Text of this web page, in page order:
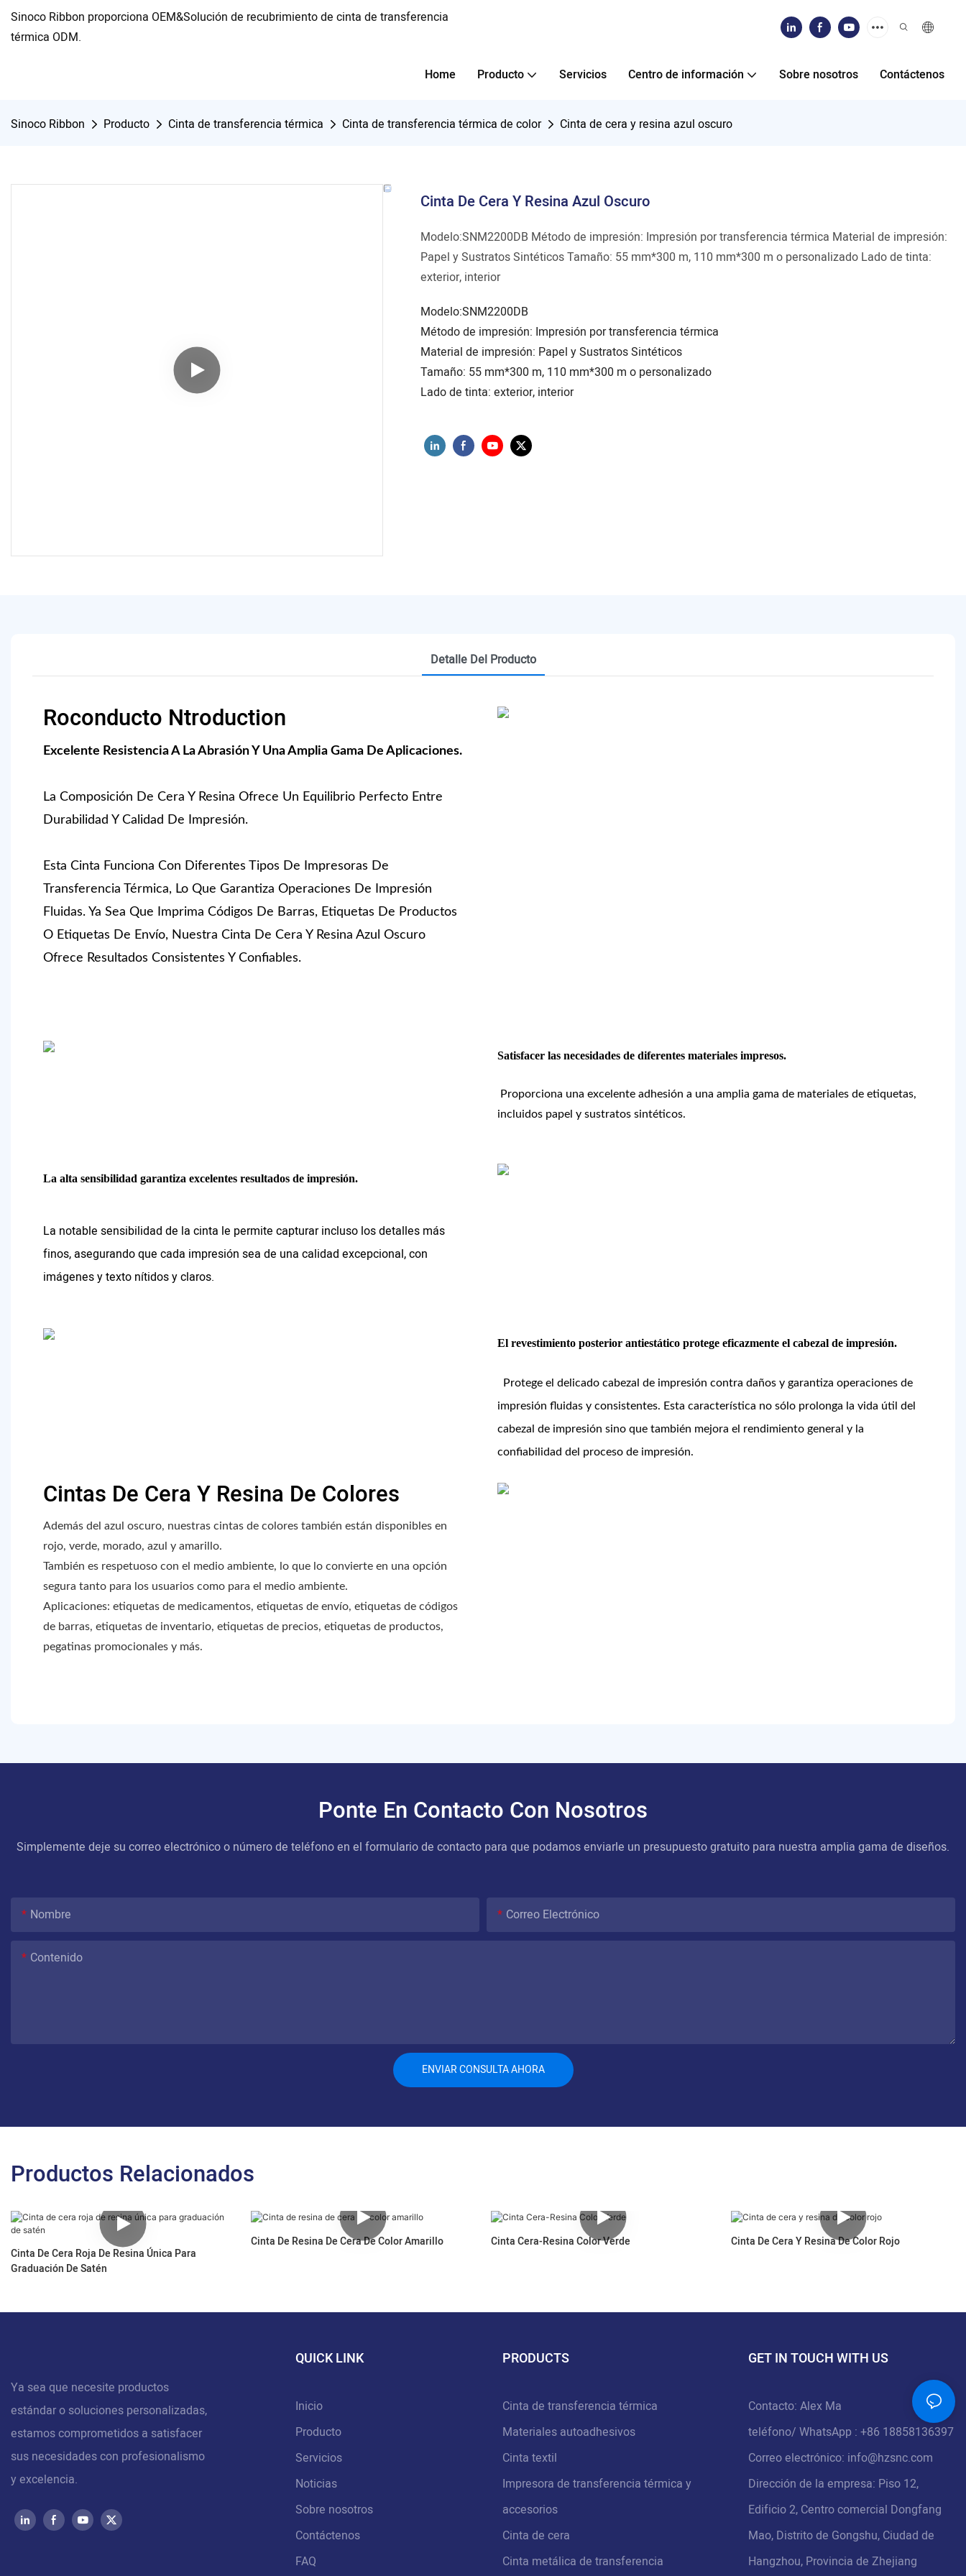
Sinoco Ribbon proporciona OEM&Solución de recubrimiento de cinta de transferencia
térmica ODM.
Home Producto Servicios Centro de información Sobre nosotros Contáctenos
Sinoco Ribbon Producto Cinta de transferencia térmica Cinta de transferencia térmica de color Cinta de cera y resina azul oscuro
Cinta De Cera Y Resina Azul Oscuro
Modelo:SNM2200DB Método de impresión: Impresión por transferencia térmica Material de impresión:
Papel y Sustratos Sintéticos Tamaño: 55 mm*300 m, 110 mm*300 m o personalizado Lado de tinta:
exterior, interior
Modelo:SNM2200DB
Método de impresión: Impresión por transferencia térmica
Material de impresión: Papel y Sustratos Sintéticos
Tamaño: 55 mm*300 m, 110 mm*300 m o personalizado
Lado de tinta: exterior, interior
Detalle Del Producto
Roconducto Ntroduction
Excelente Resistencia A La Abrasión Y Una Amplia Gama De Aplicaciones.
La Composición De Cera Y Resina Ofrece Un Equilibrio Perfecto Entre
Durabilidad Y Calidad De Impresión.
Esta Cinta Funciona Con Diferentes Tipos De Impresoras De
Transferencia Térmica, Lo Que Garantiza Operaciones De Impresión
Fluidas. Ya Sea Que Imprima Códigos De Barras, Etiquetas De Productos
O Etiquetas De Envío, Nuestra Cinta De Cera Y Resina Azul Oscuro
Ofrece Resultados Consistentes Y Confiables.
Satisfacer las necesidades de diferentes materiales impresos.
Proporciona una excelente adhesión a una amplia gama de materiales de etiquetas,
incluidos papel y sustratos sintéticos.
La alta sensibilidad garantiza excelentes resultados de impresión.
La notable sensibilidad de la cinta le permite capturar incluso los detalles más
finos, asegurando que cada impresión sea de una calidad excepcional, con
imágenes y texto nítidos y claros.
El revestimiento posterior antiestático protege eficazmente el cabezal de impresión.
Protege el delicado cabezal de impresión contra daños y garantiza operaciones de
impresión fluidas y consistentes. Esta característica no sólo prolonga la vida útil del
cabezal de impresión sino que también mejora el rendimiento general y la
confiabilidad del proceso de impresión.
Cintas De Cera Y Resina De Colores
Además del azul oscuro, nuestras cintas de colores también están disponibles en
rojo, verde, morado, azul y amarillo.
También es respetuoso con el medio ambiente, lo que lo convierte en una opción
segura tanto para los usuarios como para el medio ambiente.
Aplicaciones: etiquetas de medicamentos, etiquetas de envío, etiquetas de códigos
de barras, etiquetas de inventario, etiquetas de precios, etiquetas de productos,
pegatinas promocionales y más.
Ponte En Contacto Con Nosotros
Simplemente deje su correo electrónico o número de teléfono en el formulario de contacto para que podamos enviarle un presupuesto gratuito para nuestra amplia gama de diseños.
Nombre Correo Electrónico
Contenido
ENVIAR CONSULTA AHORA
Productos Relacionados
Cinta De Cera Roja De Resina Única Para
Graduación De Satén
Cinta De Resina De Cera De Color Amarillo Cinta Cera-Resina Color Verde Cinta De Cera Y Resina De Color Rojo
Ya sea que necesite productos
estándar o soluciones personalizadas,
estamos comprometidos a satisfacer
sus necesidades con profesionalismo
y excelencia.
QUICK LINK
Inicio
Producto
Servicios
Noticias
Sobre nosotros
Contáctenos
FAQ
PRODUCTS
Cinta de transferencia térmica
Materiales autoadhesivos
Cinta textil
Impresora de transferencia térmica y
accesorios
Cinta de cera
Cinta metálica de transferencia
GET IN TOUCH WITH US
Contacto: Alex Ma
teléfono/ WhatsApp : +86 18858136397
Correo electrónico: info@hzsnc.com
Dirección de la empresa: Piso 12,
Edificio 2, Centro comercial Dongfang
Mao, Distrito de Gongshu, Ciudad de
Hangzhou, Provincia de Zhejiang